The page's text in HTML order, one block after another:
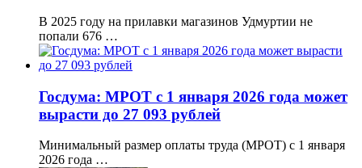
В 2025 году на прилавки магазинов Удмуртии не
попали 676 …
Госдума: МРОТ с 1 января 2026 года может
вырасти до 27 093 рублей
Минимальный размер оплаты труда (МРОТ) с 1 января
2026 года …